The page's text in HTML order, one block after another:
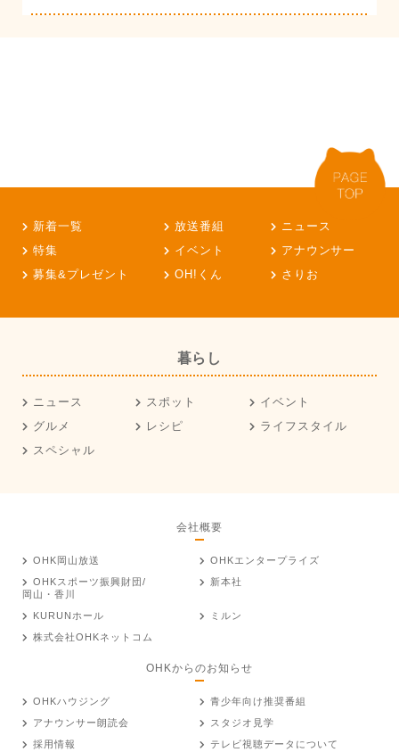
新着一覧 放送番組
ニュース
特集
イベント
アナウンサー
募集&プレゼント
OH!くん さりお
暮らし
ニュース スポット
イベント
グルメ
レシピ
ライフスタイル
スペシャル
会社概要
OHK岡山放送
OHKエンタープライズ
OHKスポーツ振興財団/
岡山・香川
新本社
KURUNホール
ミルン
株式会社OHKネットコム
OHKからのお知らせ
OHKハウジング
青少年向け推奨番組
アナウンサー朗読会
スタジオ見学
採用情報
テレビ視聴データについて